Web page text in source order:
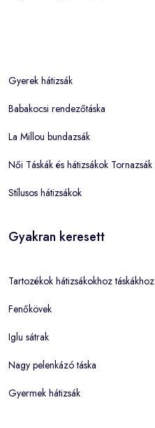
Gyerek hátizsák
Babakocsi rendezőtáska
La Millou bundazsák
Női Táskák és hátizsákok Tornazsák
Stílusos hátizsákok
Gyakran keresett
Tartozékok hátizsákokhoz táskákhoz
Fenőkövek
Iglu sátrak
Nagy pelenkázó táska
Gyermek hátizsák